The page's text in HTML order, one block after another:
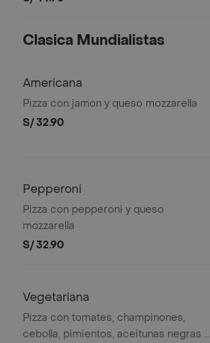
Clasica Mundialistas
Americana
Pizza con jamon y queso mozzarella
S/ 32.90
Pepperoni
Pizza con pepperoni y queso
mozzarella
S/ 32.90
Vegetariana
Pizza con tomates, champinones,
cebolla, pimientos, aceitunas negras y